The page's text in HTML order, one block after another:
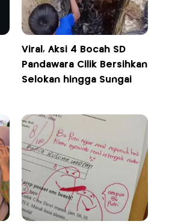
Viral, Aksi 4 Bocah SD
Pandawara Cilik Bersihkan
Selokan hingga Sungai